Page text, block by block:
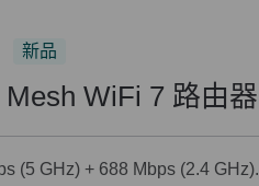
新品
WiFi 7 路由器
(5 GHz) + 688 Mbps (2.4 GHz).